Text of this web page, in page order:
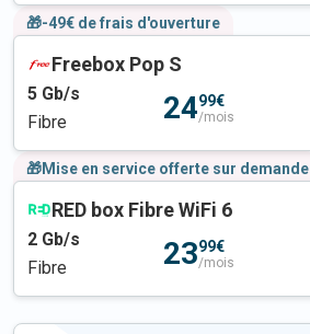
🎁-49€ de frais d'ouverture
Freebox Pop S
5 Gb/s
Fibre
2499€
/mois
🎁Mise en service offerte sur demande
RED box Fibre WiFi 6
2 Gb/s
Fibre
2399€
/mois